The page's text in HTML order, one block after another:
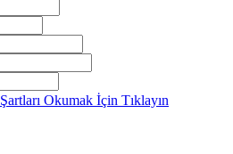
Şartları Okumak İçin Tıklayın